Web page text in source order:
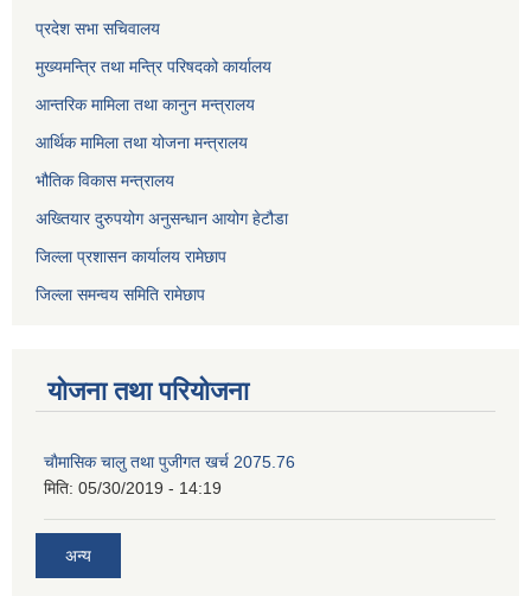
प्रदेश सभा सचिवालय
मुख्यमन्त्रि तथा मन्त्रि परिषदको कार्यालय
आन्तरिक मामिला तथा कानुन मन्त्रालय
आर्थिक मामिला तथा योजना मन्त्रालय
भौतिक विकास मन्त्रालय
अख्तियार दुरुपयोग अनुसन्धान आयोग हेटौडा
जिल्ला प्रशासन कार्यालय रामेछाप
जिल्ला समन्वय समिति रामेछाप
योजना तथा परियोजना
चाैमासिक चालु तथा पुजीगत खर्च 2075.76
मिति: 05/30/2019 - 14:19
अन्य